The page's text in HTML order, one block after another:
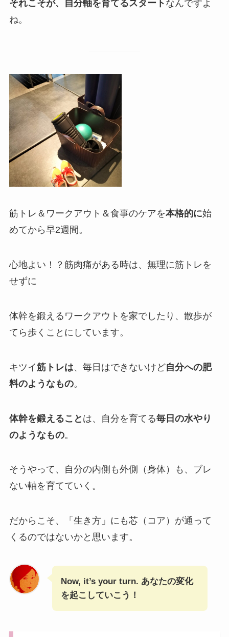
それこそが、自分軸を育てるスタート なんですよ
ね。
筋トレ＆ワークアウト＆食事のケアを本格的に始
めてから早2週間。
心地よい！？筋肉痛がある時は、無理に筋トレを
せずに
体幹を鍛えるワークアウトを家でしたり、散歩が
てら歩くことにしています。
キツイ筋トレは、毎日はできないけど自分への肥
料のようなもの。
体幹を鍛えること は、自分を育てる毎日の水やり
のようなもの。
そうやって、自分の内側も外側（身体）も、ブレ
ない軸を育てていく。
だからこそ、「生き方」にも芯（コア）が通って
くるのではないかと思います。
Now, it’s your turn. あなたの変化
を起こしていこう！